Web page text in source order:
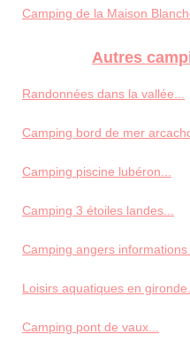
Camping de la Maison
Autres
Randonnées dans la vallée...
Camping bord de mer
Camping piscine lubéron...
Camping 3 étoiles landes...
Camping angers informations
Loisirs aquatiques en gironde...
Camping pont de vaux...